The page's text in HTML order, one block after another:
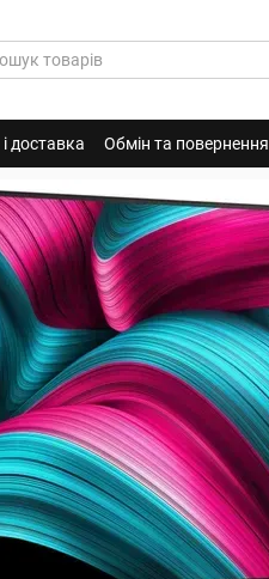
доставка Обмін та повернення